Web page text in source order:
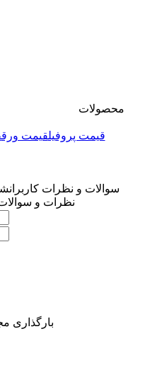
محصولات
قیمت پروفیلقیمت ورق
سوالات و نظرات کاربران
نظرات و
بارگذاری